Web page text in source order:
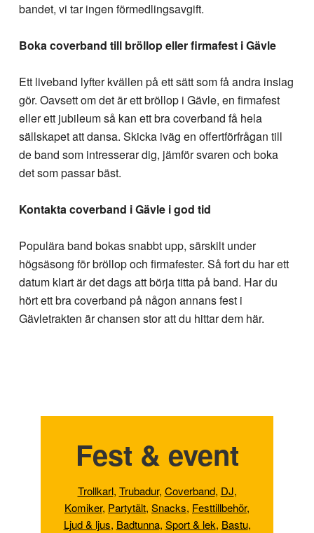
bandet, vi tar ingen förmedlingsavgift.
Boka coverband till bröllop eller firmafest i Gävle
Ett liveband lyfter kvällen på ett sätt som få andra inslag
gör. Oavsett om det är ett bröllop i Gävle, en firmafest
eller ett jubileum så kan ett bra coverband få hela
sällskapet att dansa. Skicka iväg en offertförfrågan till
de band som intresserar dig, jämför svaren och boka
det som passar bäst.
Kontakta coverband i Gävle i god tid
Populära band bokas snabbt upp, särskilt under
högsäsong för bröllop och firmafester. Så fort du har ett
datum klart är det dags att börja titta på band. Har du
hört ett bra coverband på någon annans fest i
Gävletrakten är chansen stor att du hittar dem här.
Fest & event
Trollkarl, Trubadur, Coverband, DJ,
Komiker, Partytält, Snacks, Festtillbehör,
Ljud & ljus, Badtunna, Sport & lek, Bastu,